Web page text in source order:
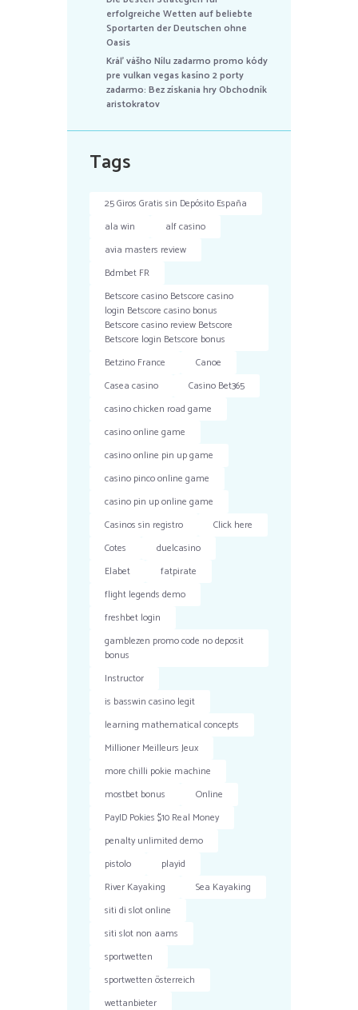
erfolgreiche Wetten auf beliebte
Sportarten der Deutschen ohne
Oasis
Kráľ vášho Nílu zadarmo promo kódy
pre vulkan vegas kasíno 2 porty
zadarmo: Bez získania hry Obchodník
aristokratov
Tags
25 Giros Gratis sin Depósito España
ala win
alf casino
avia masters review
Bdmbet FR
Betscore casino Betscore casino
login Betscore casino bonus
Betscore casino review Betscore
Betscore login Betscore bonus
Betzino France
Canoe
Casea casino
Casino Bet365
casino chicken road game
casino online game
casino online pin up game
casino pinco online game
casino pin up online game
Casinos sin registro
Click here
Cotes
duelcasino
Elabet
fatpirate
flight legends demo
freshbet login
gamblezen promo code no deposit
bonus
Instructor
is basswin casino legit
learning mathematical concepts
Millioner Meilleurs Jeux
more chilli pokie machine
mostbet bonus
Online
PayID Pokies $10 Real Money
penalty unlimited demo
pistolo
playid
River Kayaking
Sea Kayaking
siti di slot online
siti slot non aams
sportwetten
sportwetten österreich
wettanbieter